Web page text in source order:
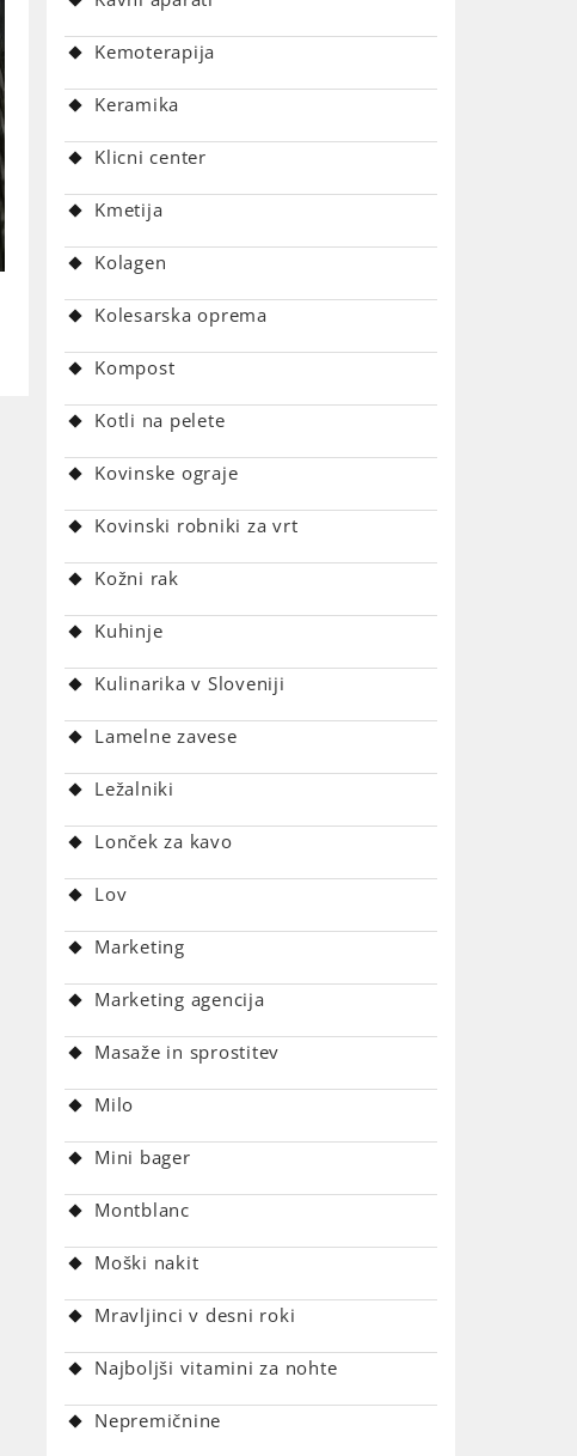
Kemoterapija
Keramika
Klicni center
Kmetija
Kolagen
Kolesarska oprema
Kompost
Kotli na pelete
Kovinske ograje
Kovinski robniki za vrt
Kožni rak
Kuhinje
Kulinarika v Sloveniji
Lamelne zavese
Ležalniki
Lonček za kavo
Lov
Marketing
Marketing agencija
Masaže in sprostitev
Milo
Mini bager
Montblanc
Moški nakit
Mravljinci v desni roki
Najboljši vitamini za nohte
Nepremičnine